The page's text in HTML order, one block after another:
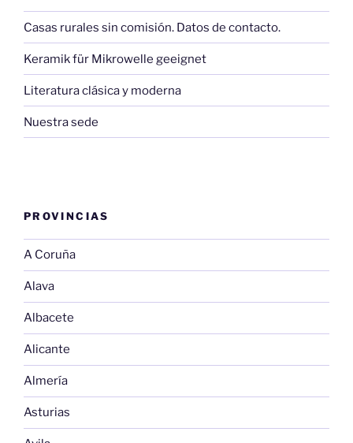
Casas rurales sin comisión. Datos de contacto.
Keramik für Mikrowelle geeignet
Literatura clásica y moderna
Nuestra sede
PROVINCIAS
A Coruña
Alava
Albacete
Alicante
Almería
Asturias